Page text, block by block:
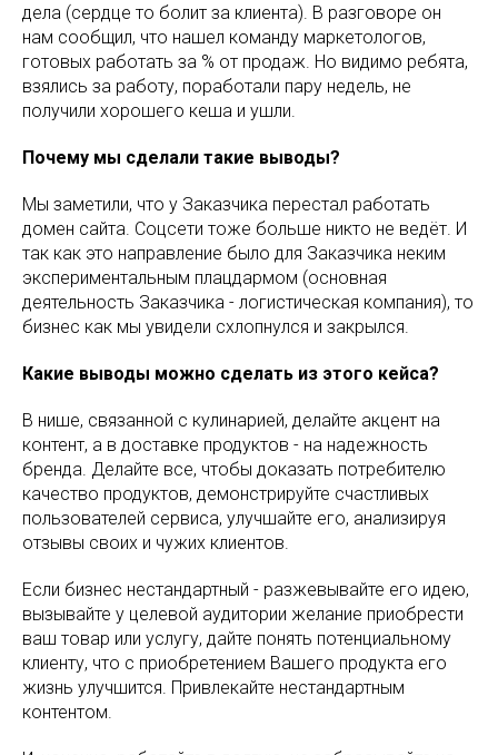
дела (сердце то болит за клиента). В разговоре он
нам сообщил, что нашел команду маркетологов,
готовых работать за % от продаж. Но видимо ребята,
взялись за работу, поработали пару недель, не
получили хорошего кеша и ушли.
Почему мы сделали такие выводы?
Мы заметили, что у Заказчика перестал работать
домен сайта. Соцсети тоже больше никто не ведёт. И
так как это направление было для Заказчика неким
экспериментальным плацдармом (основная
деятельность Заказчика - логистическая компания), то
бизнес как мы увидели схлопнулся и закрылся.
Какие выводы можно сделать из этого кейса?
В нише, связанной с кулинарией, делайте акцент на
контент, а в доставке продуктов - на надежность
бренда. Делайте все, чтобы доказать потребителю
качество продуктов, демонстрируйте счастливых
пользователей сервиса, улучшайте его, анализируя
отзывы своих и чужих клиентов.
Если бизнес нестандартный - разжевывайте его идею,
вызывайте у целевой аудитории желание приобрести
ваш товар или услугу, дайте понять потенциальному
клиенту, что с приобретением Вашего продукта его
жизнь улучшится. Привлекайте нестандартным
контентом.